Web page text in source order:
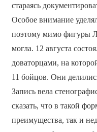
стараясь
Особое внимание
поэтому мимо фигуры
могла. 12 августа
доваторцами, на
11 бойцов. Они
Запись вела
сказать, что в такой
преимущества, так и